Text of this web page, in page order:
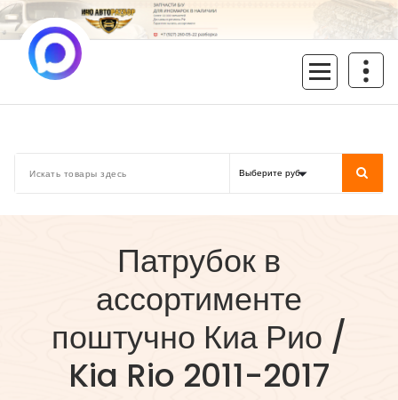
Перейти
к
содержимому
Патрубок в
ассортименте
поштучно Киа Рио /
Kia Rio 2011-2017